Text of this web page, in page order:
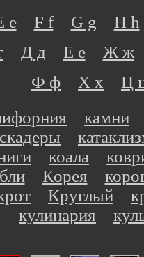
e F f G g H h
Д д Е е Ж ж
Ф ф
Х х Ц
камни
коала
Корея
Круглый
кулинария